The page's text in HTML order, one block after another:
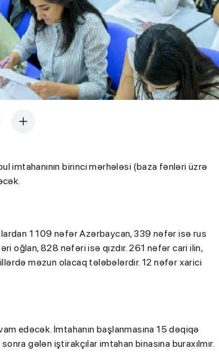
imtahanının birinci mərhələsi (baza fənləri üzrə
1 109 nəfər Azərbaycan, 339 nəfər isə rus
oğlan, 828 nəfəri isə qızdır. 261 nəfər cari ilin,
məzun olacaq tələbələrdir. 12 nəfər xarici
edəcək. İmtahanın başlanmasına 15 dəqiqə
gələn iştirakçılar imtahan binasına buraxılmır.